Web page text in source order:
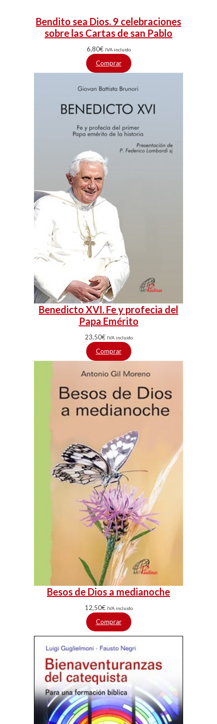
Bendito sea Dios. 9 celebraciones
sobre las Cartas de san Pablo
6,80€ IVA incluido
Comprar
Benedicto XVI. Fe y profecia del
Papa Emérito
23,50€ IVA incluido
Comprar
Besos de Dios a medianoche
12,50€ IVA incluido
Comprar